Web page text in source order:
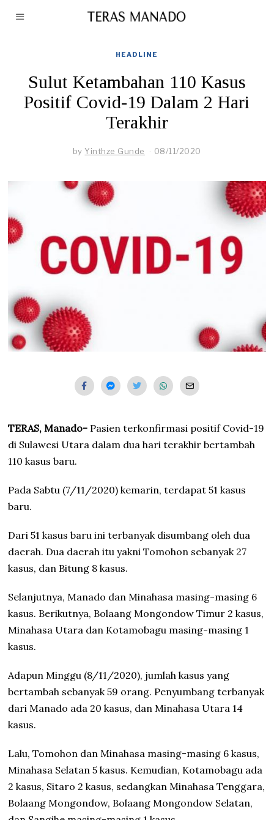
HEADLINE
Sulut Ketambahan 110 Kasus
Positif Covid-19 Dalam 2 Hari
Terakhir
by Yinthze Gunde 08/11/2020
TERAS, Manado- Pasien terkonfirmasi positif Covid-19
di Sulawesi Utara dalam dua hari terakhir bertambah
110 kasus baru.
Pada Sabtu (7/11/2020) kemarin, terdapat 51 kasus
baru.
Dari 51 kasus baru ini terbanyak disumbang oleh dua
daerah. Dua daerah itu yakni Tomohon sebanyak 27
kasus, dan Bitung 8 kasus.
Selanjutnya, Manado dan Minahasa masing-masing 6
kasus. Berikutnya, Bolaang Mongondow Timur 2 kasus,
Minahasa Utara dan Kotamobagu masing-masing 1
kasus.
Adapun Minggu (8/11/2020), jumlah kasus yang
bertambah sebanyak 59 orang. Penyumbang terbanyak
dari Manado ada 20 kasus, dan Minahasa Utara 14
kasus.
Lalu, Tomohon dan Minahasa masing-masing 6 kasus,
Minahasa Selatan 5 kasus. Kemudian, Kotamobagu ada
2 kasus, Sitaro 2 kasus, sedangkan Minahasa Tenggara,
Bolaang Mongondow, Bolaang Mongondow Selatan,